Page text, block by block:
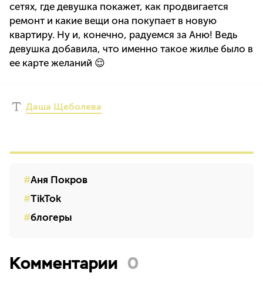
сетях, где девушка покажет, как продвигается
ремонт и какие вещи она покупает в новую
квартиру. Ну и, конечно, радуемся за Аню! Ведь
девушка добавила, что именно такое жилье было в
ее карте желаний 😌
Даша Щеболева
Аня Покров
TikTok
блогеры
Комментарии 0